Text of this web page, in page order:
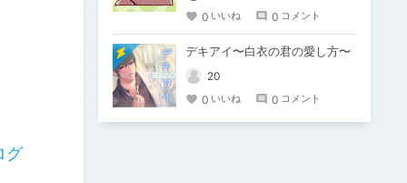
グ
0 いいね 0 コメント
デキアイ〜白衣の君の愛し方〜
20
0 いいね 0 コメント